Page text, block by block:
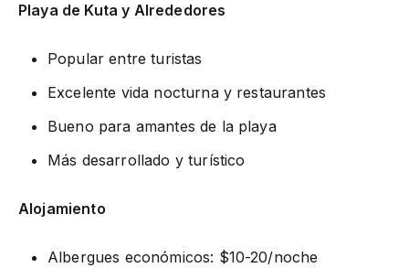
Playa de Kuta y Alrededores
Popular entre turistas
Excelente vida nocturna y restaurantes
Bueno para amantes de la playa
Más desarrollado y turístico
Alojamiento
Albergues económicos: $10-20/noche